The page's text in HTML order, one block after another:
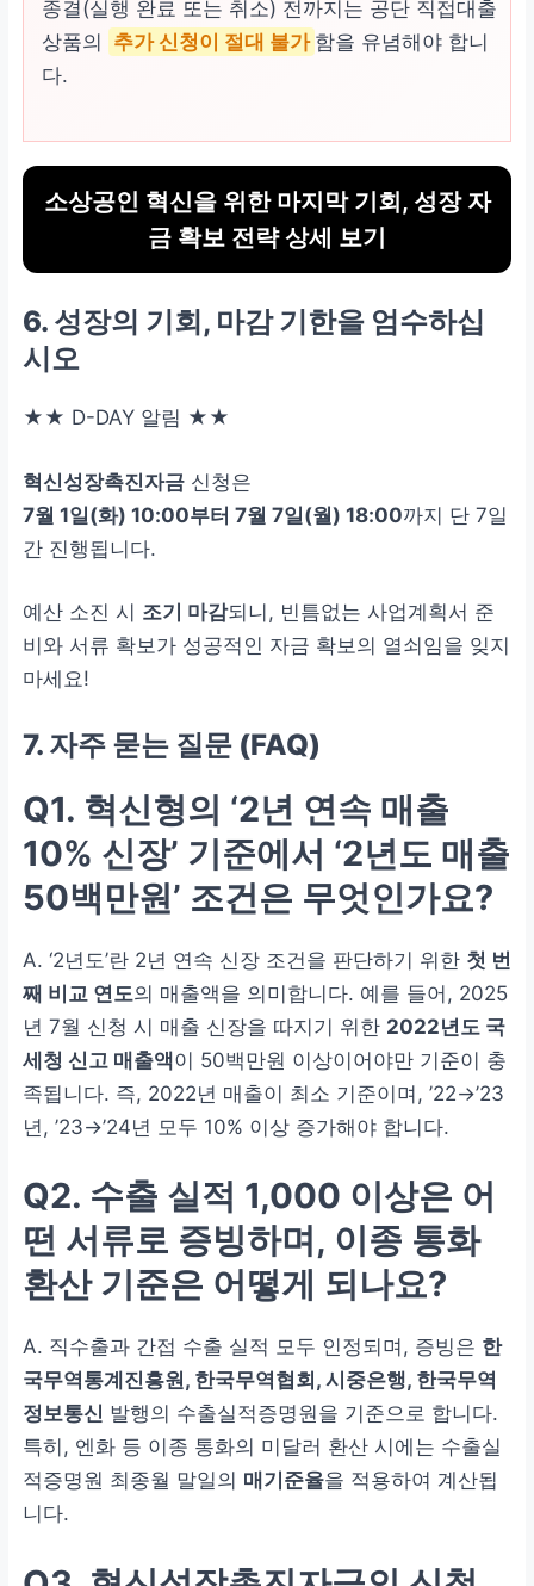
종결(실행 완료 또는 취소) 전까지는 공단 직접대출
상품의
추가 신청이 절대 불가 함을 유념해야 합니
다.
소상공인 혁신을 위한 마지막 기회, 성장 자
금 확보 전략 상세 보기
6. 성장의 기회, 마감 기한을 엄수하십
시오
★★ D-DAY 알림 ★★
혁신성장촉진자금 신청은
7월 1일(화) 10:00부터 7월 7일(월) 18:00까지 단 7일
간 진행됩니다.
예산 소진 시 조기 마감되니, 빈틈없는 사업계획서 준
비와 서류 확보가 성공적인 자금 확보의 열쇠임을 잊지
마세요!
7. 자주 묻는 질문 (FAQ)
Q1. 혁신형의 ‘2년 연속 매출
10% 신장’ 기준에서 ‘2년도 매출
50백만원’ 조건은 무엇인가요?
A. ‘2년도’란 2년 연속 신장 조건을 판단하기 위한 첫 번
째 비교 연도의 매출액을 의미합니다. 예를 들어, 2025
년 7월 신청 시 매출 신장을 따지기 위한 2022년도 국
세청 신고 매출액이 50백만원 이상이어야만 기준이 충
족됩니다. 즉, 2022년 매출이 최소 기준이며, ’22→’23
년, ’23→’24년 모두 10% 이상 증가해야 합니다.
Q2. 수출 실적 1,000 이상은 어
떤 서류로 증빙하며, 이종 통화
환산 기준은 어떻게 되나요?
A. 직수출과 간접 수출 실적 모두 인정되며, 증빙은 한
국무역통계진흥원, 한국무역협회, 시중은행, 한국무역
정보통신 발행의 수출실적증명원을 기준으로 합니다.
특히, 엔화 등 이종 통화의 미달러 환산 시에는 수출실
적증명원 최종월 말일의 매기준율을 적용하여 계산됩
니다.